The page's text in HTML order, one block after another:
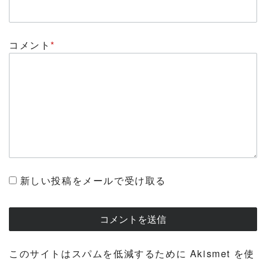
コメント*
新しい投稿をメールで受け取る
このサイトはスパムを低減するために Akismet を使